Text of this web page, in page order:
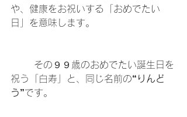
や、健康をお祝いする「おめでたい
日」を意味します。
祝う「白寿」と、同じ名前の“りんど
う”です。